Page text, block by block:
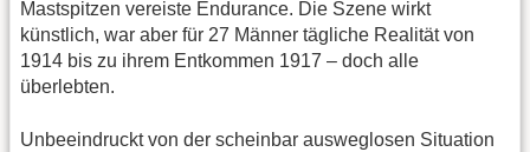
Mastspitzen vereiste Endurance. Die Szene wirkt
künstlich, war aber für 27 Männer tägliche Realität von
1914 bis zu ihrem Entkommen 1917 – doch alle
überlebten.
Unbeeindruckt von der scheinbar ausweglosen Situation